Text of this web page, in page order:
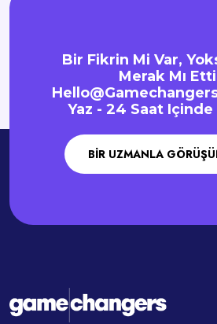
Bir Fikrin Mi Var,
Merak Mı
Yaz - 24 Saat
BIR UZMANLA